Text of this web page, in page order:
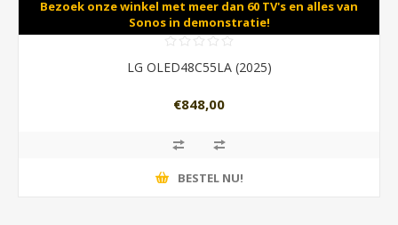
Bezoek onze winkel met meer dan 60 TV's en alles van
Sonos in demonstratie!
LG OLED48C55LA (2025)
€848,00
BESTEL NU!